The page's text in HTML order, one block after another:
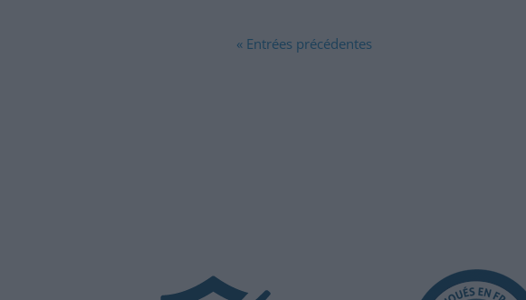
« Entrées précédentes